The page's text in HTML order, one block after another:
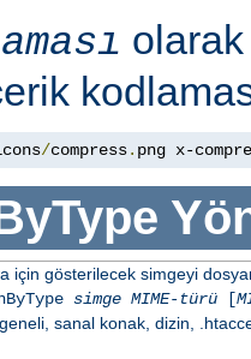
/compress. png x-
için gösterilecek simgeyi
simge MIME-türü[
sanal konak, dizin,